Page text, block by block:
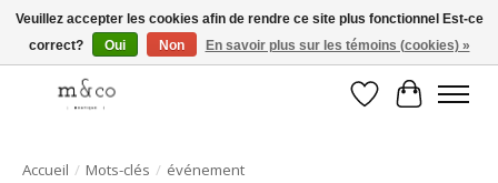
Livraison gratuite avec tout achat de 250$ et plus
Liste dePanier
Accueil / Mots-clés / événement
Veuillez accepter les cookies afin de rendre ce site plus fonctionnel Est-ce
correct?
Oui Non En savoir plus sur les témoins (cookies) »